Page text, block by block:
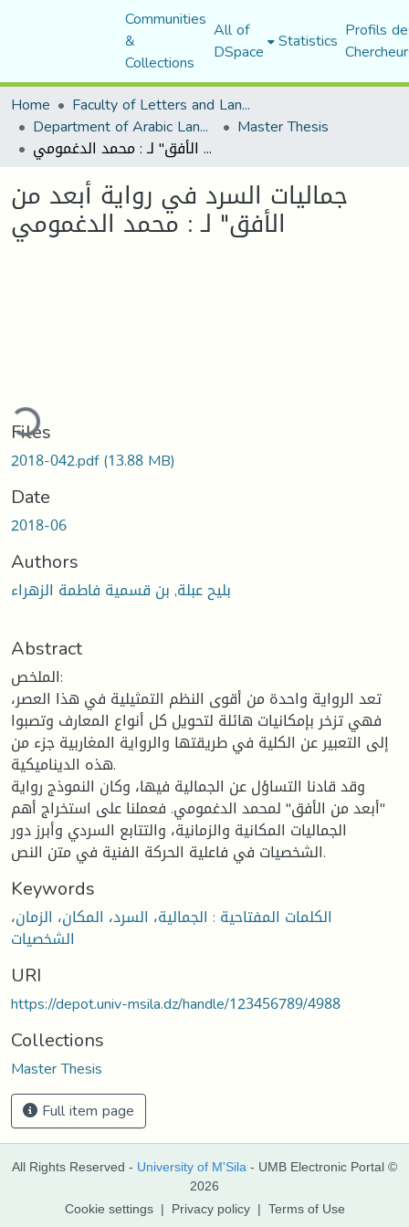
Communities
&
Collections
All of
DSpace Statistics Profils
Home
Faculty of Letters and Languages
Department of Arabic Language and Literature Master Thesis
جماليات السرد في رواية أبعد من الأفق" لـ : محمد الدغمومي
جماليات السرد في رواية أبعد من
الأفق" لـ : محمد الدغمومي
Files
2018-042.pdf(13.88 MB)
Date
2018-06
Authors
بليح عبلة, بن قسمية فاطمة الزهراء
Abstract
الملخص:
تعد الرواية واحدة من أقوى النظم التمثيلية في هذا العصر،
فهي تزخر بإمكانيات هائلة لتحويل كل أنواع المعارف وتصبوا
إلى التعبير عن الكلية في طريقتها والرواية المغاربية جزء من
هذه الديناميكية.
وقد قادنا التساؤل عن الجمالية فيها، وكان النموذج رواية
"أبعد من الأفق" لمحمد الدغمومي. فعملنا على استخراج أهم
الجماليات المكانية والزمانية، والتتابع السردي وأبرز دور
الشخصيات في فاعلية الحركة الفنية في متن النص.
Keywords
الكلمات المفتاحية : الجمالية، السرد، المكان، الزمان،
الشخصيات
URI
https://depot.univ-msila.dz/handle/123456789/4988
Collections
Master Thesis
Full item page
All Rights Reserved - University of M'Sila - UMB Electronic Portal ©
2026
Cookie settings | Privacy policy | Terms of Use